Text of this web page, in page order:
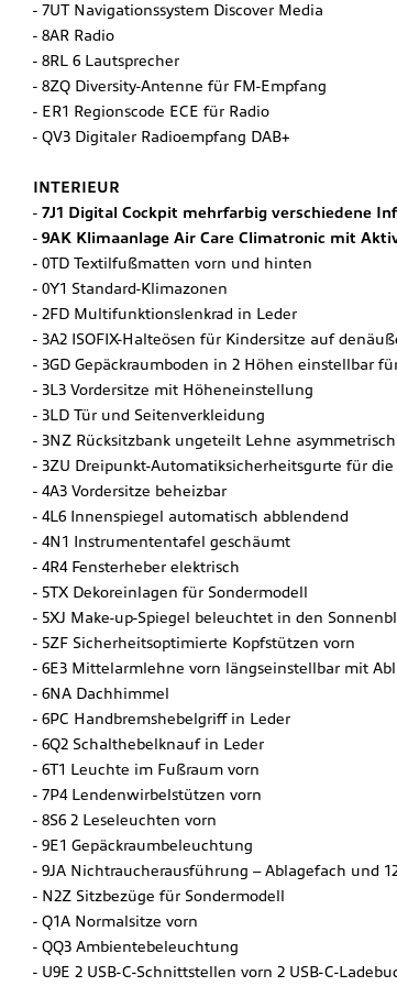
7UT Navigationssystem Discover Media
8AR Radio
8RL 6 Lautsprecher
8ZQ Diversity-Antenne für FM-Empfang
ER1 Regionscode ECE für Radio
QV3 Digitaler Radioempfang DAB+
INTERIEUR
7J1 Digital Cockpit mehrfarbig verschiedene
9AK Klimaanlage Air Care Climatronic mit
0TD Textilfußmatten vorn und hinten
0Y1 Standard-Klimazonen
2FD Multifunktionslenkrad in Leder
3A2 ISOFIX-Halteösen für Kindersitze auf
3GD Gepäckraumboden in 2 Höhen einstellbar
3L3 Vordersitze mit Höheneinstellung
3LD Tür und Seitenverkleidung
3NZ Rücksitzbank ungeteilt Lehne
3ZU Dreipunkt-Automatiksicherheitsgurte für
4A3 Vordersitze beheizbar
4L6 Innenspiegel automatisch abblendend
4N1 Instrumententafel geschäumt
4R4 Fensterheber elektrisch
5TX Dekoreinlagen für Sondermodell
5XJ Make-up-Spiegel beleuchtet in den
5ZF Sicherheitsoptimierte Kopfstützen vorn
6E3 Mittelarmlehne vorn längseinstellbar mit
6NA Dachhimmel
6PC Handbremshebelgriff in Leder
6Q2 Schalthebelknauf in Leder
6T1 Leuchte im Fußraum vorn
7P4 Lendenwirbelstützen vorn
8S6 2 Leseleuchten vorn
9E1 Gepäckraumbeleuchtung
9JA Nichtraucherausführung – Ablagefach und
N2Z Sitzbezüge für Sondermodell
Q1A Normalsitze vorn
QQ3 Ambientebeleuchtung
U9E 2 USB-C-Schnittstellen vorn 2 USB-C-